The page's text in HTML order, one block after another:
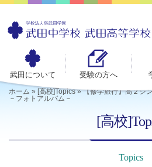
武田について 受験の方へ
ホーム » [高校]Topics»【修学旅行】高２
－フォトアルバム－
[高校
Topics